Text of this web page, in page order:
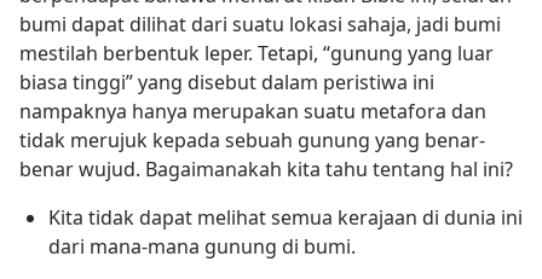
bumi dapat dilihat dari suatu lokasi sahaja, jadi bumi
mestilah berbentuk leper. Tetapi, “gunung yang luar
biasa tinggi” yang disebut dalam peristiwa ini
nampaknya hanya merupakan suatu metafora dan
tidak merujuk kepada sebuah gunung yang benar-
benar wujud. Bagaimanakah kita tahu tentang hal ini?
Kita tidak dapat melihat semua kerajaan di dunia ini
dari mana-mana gunung di bumi.